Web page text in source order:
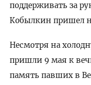
поддерживать за
Кобылкин пришел
Несмотря на
пришли 9 мая к
память павших в